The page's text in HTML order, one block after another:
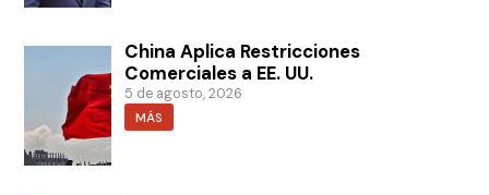
China Aplica Restricciones
Comerciales a EE. UU.
5 de agosto, 2026
MÁS